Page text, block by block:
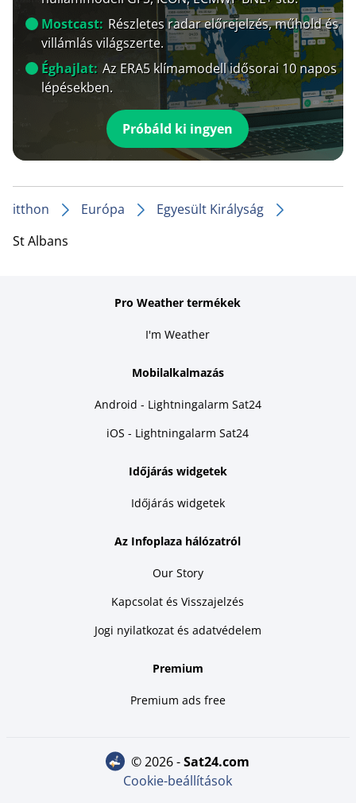
Mostcast: Részletes radar előrejelzés, műhold és
villámlás világszerte.
Éghajlat: Az ERA5 klímamodell idősorai 10 napos
lépésekben.
Próbáld ki ingyen
itthon Európa
Egyesült Királyság
St Albans
Pro Weather termékek
I'm Weather
Mobilalkalmazás
Android - Lightningalarm Sat24
iOS - Lightningalarm Sat24
Időjárás widgetek
Időjárás widgetek
Az Infoplaza hálózatról
Our Story
Kapcsolat és Visszajelzés
Jogi nyilatkozat és adatvédelem
Premium
Premium ads free
© 2026 - sat24.com
Cookie-beállítások